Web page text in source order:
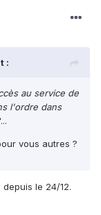
:
au service de
l'ordre dans
vous autres ?
le 24/12.